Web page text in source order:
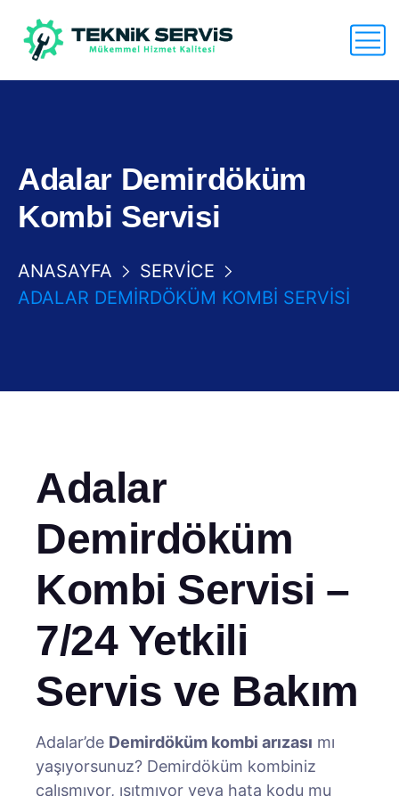
Adalar Demirdöküm
Kombi Servisi
ANASAYFA
SERVICE
ADALAR DEMIRDÖKÜM KOMBI SERVISI
Adalar
Demirdöküm
Kombi Servisi –
7/24 Yetkili
Servis ve Bakım
Adalar’de Demirdöküm kombi arızası mı
yaşıyorsunuz? Demirdöküm kombiniz
çalışmıyor, ısıtmıyor veya hata kodu mu